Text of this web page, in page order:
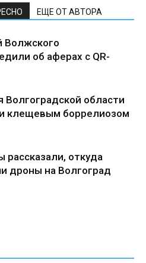
ЕЩЕ ОТ АВТОРА
Волжского
об аферах с QR-
Волгоградской области
клещевым боррелиозом
рассказали, откуда
дроны на Волгоград